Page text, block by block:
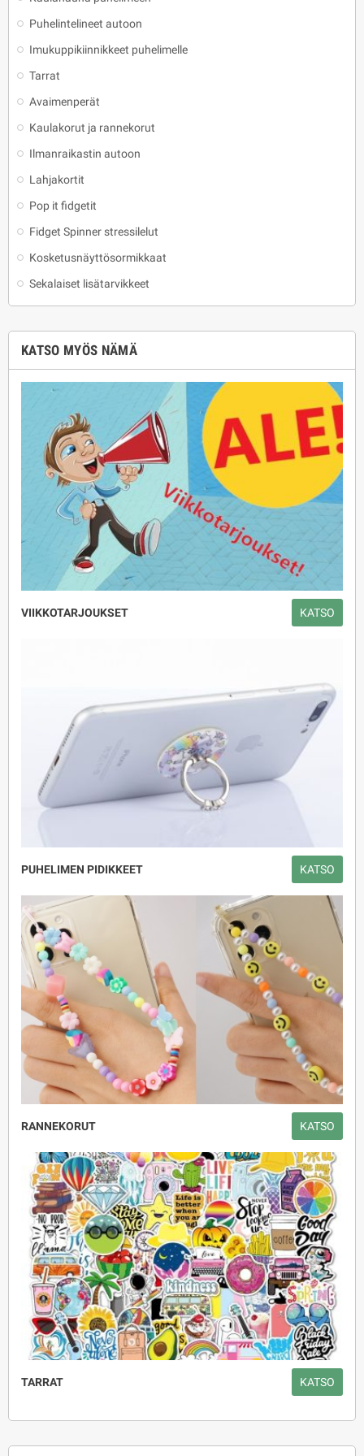
Puhelintelineet autoon
Imukuppikiinnikkeet puhelimelle
Tarrat
Avaimenperät
Kaulakorut ja rannekorut
Ilmanraikastin autoon
Lahjakortit
Pop it fidgetit
Fidget Spinner stressilelut
Kosketusnäyttösormikkaat
Sekalaiset lisätarvikkeet
KATSO MYÖS NÄMÄ
VIIKKOTARJOUKSET KATSO
PUHELIMEN PIDIKKEET KATSO
RANNEKORUT KATSO
TARRAT KATSO